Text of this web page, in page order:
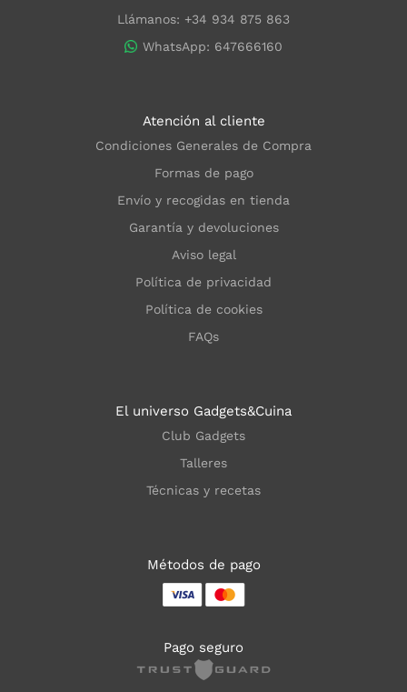
Llámanos: +34 934 875 863
WhatsApp: 647666160
Atención al cliente
Condiciones Generales de Compra
Formas de pago
Envío y recogidas en tienda
Garantía y devoluciones
Aviso legal
Política de privacidad
Política de cookies
FAQs
El universo Gadgets&Cuina
Club Gadgets
Talleres
Técnicas y recetas
Métodos de pago
Pago seguro